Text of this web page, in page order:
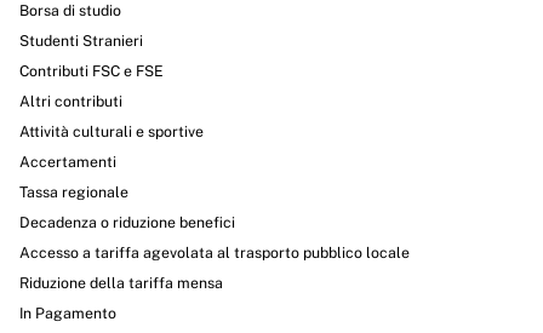
Borsa di studio
Studenti Stranieri
Contributi FSC e FSE
Altri contributi
Attività culturali e sportive
Accertamenti
Tassa regionale
Decadenza o riduzione benefici
Accesso a tariffa agevolata al trasporto pubblico locale
Riduzione della tariffa mensa
In Pagamento